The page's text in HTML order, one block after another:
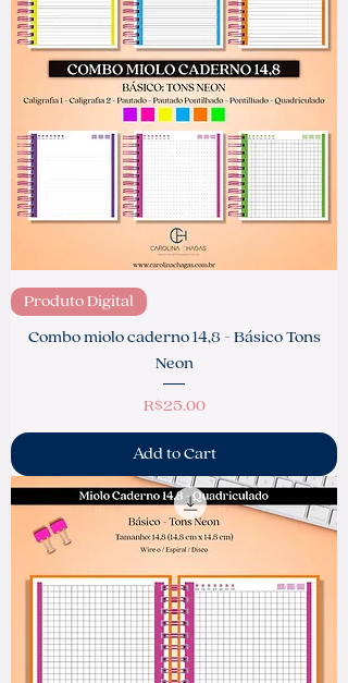
Produto Digital
Combo miolo caderno 14,8 - Básico Tons
Neon
Price
R$25.00
Add to Cart